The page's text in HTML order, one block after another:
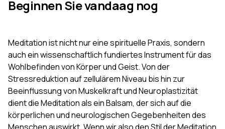
Beginnen Sie vandaag nog
Meditation ist nicht nur eine spirituelle Praxis, sondern
auch ein wissenschaftlich fundiertes Instrument für das
Wohlbefinden von Körper und Geist. Von der
Stressreduktion auf zellulärem Niveau bis hin zur
Beeinflussung von Muskelkraft und Neuroplastizität
dient die Meditation als ein Balsam, der sich auf die
körperlichen und neurologischen Gegebenheiten des